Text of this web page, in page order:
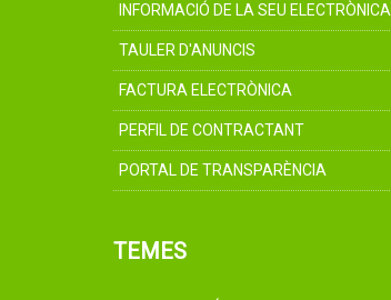
INFORMACIÓ DE LA SEU ELECTRÒNICA
TAULER D'ANUNCIS
FACTURA ELECTRÒNICA
PERFIL DE CONTRACTANT
PORTAL DE TRANSPARÈNCIA
TEMES